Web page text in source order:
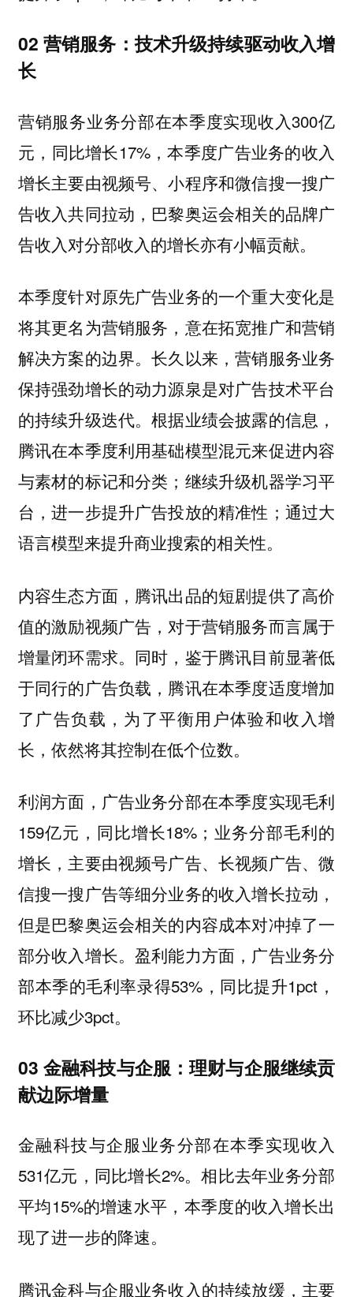
02 营销服务：技术升级持续驱动收入增
长
营销服务业务分部在本季度实现收入300亿
元，同比增长17%，本季度广告业务的收入
增长主要由视频号、小程序和微信搜一搜广
告收入共同拉动，巴黎奥运会相关的品牌广
告收入对分部收入的增长亦有小幅贡献。
本季度针对原先广告业务的一个重大变化是
将其更名为营销服务，意在拓宽推广和营销
解决方案的边界。长久以来，营销服务业务
保持强劲增长的动力源泉是对广告技术平台
的持续升级迭代。根据业绩会披露的信息，
腾讯在本季度利用基础模型混元来促进内容
与素材的标记和分类；继续升级机器学习平
台，进一步提升广告投放的精准性；通过大
语言模型来提升商业搜索的相关性。
内容生态方面，腾讯出品的短剧提供了高价
值的激励视频广告，对于营销服务而言属于
增量闭环需求。同时，鉴于腾讯目前显著低
于同行的广告负载，腾讯在本季度适度增加
了广告负载，为了平衡用户体验和收入增
长，依然将其控制在低个位数。
利润方面，广告业务分部在本季度实现毛利
159亿元，同比增长18%；业务分部毛利的
增长，主要由视频号广告、长视频广告、微
信搜一搜广告等细分业务的收入增长拉动，
但是巴黎奥运会相关的内容成本对冲掉了一
部分收入增长。盈利能力方面，广告业务分
部本季的毛利率录得53%，同比提升1pct，
环比减少3pct。
03 金融科技与企服：理财与企服继续贡
献边际增量
金融科技与企服业务分部在本季实现收入
531亿元，同比增长2%。相比去年业务分部
平均15%的增速水平，本季度的收入增长出
现了进一步的降速。
腾讯金科与企服业务收入的持续放缓，主要